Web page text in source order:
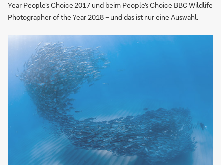
Year People's Choice 2017 und beim People's Choice BBC Wildlife
Photographer of the Year 2018 – und das ist nur eine Auswahl.